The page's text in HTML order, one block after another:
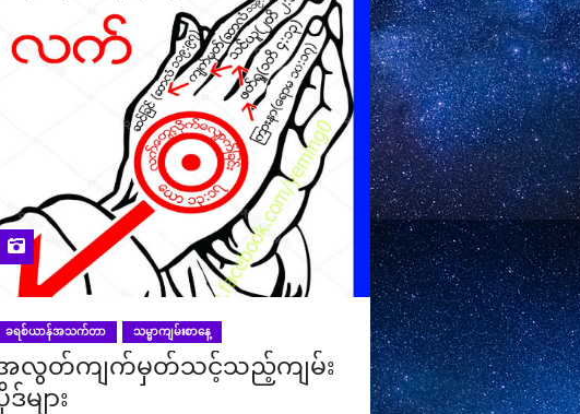
ခရစ်ယာန်အသက်တာ သမ္မာကျမ်းစာနေ့
လွတ်ကျက်မှတ်သင့်သည့်ကျမ်း
ဒ်များ